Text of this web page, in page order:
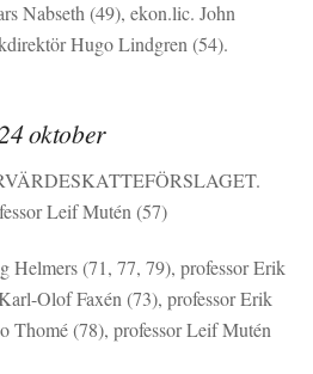
Nabseth (49), ekon.lic. John
Hugo Lindgren (54).
oktober
Leif Mutén (57)
Helmers (71, 77, 79), professor Erik
Olof Faxén (73), professor Erik
Thomé (78), professor Leif Mutén